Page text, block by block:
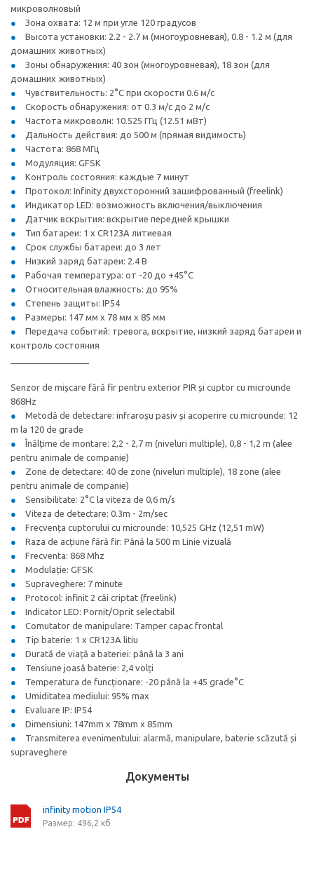
микроволновый
Зона охвата: 12 м при угле 120 градусов
Высота установки: 2.2 - 2.7 м (многоуровневая), 0.8 - 1.2 м (для
домашних животных)
Зоны обнаружения: 40 зон (многоуровневая), 18 зон (для
домашних животных)
Чувствительность: 2°C при скорости 0.6 м/с
Скорость обнаружения: от 0.3 м/с до 2 м/с
Частота микроволн: 10.525 ГГц (12.51 мВт)
Дальность действия: до 500 м (прямая видимость)
Частота: 868 МГц
Модуляция: GFSK
Контроль состояния: каждые 7 минут
Протокол: Infinity двухсторонний зашифрованный (freelink)
Индикатор LED: возможность включения/выключения
Датчик вскрытия: вскрытие передней крышки
Тип батареи: 1 x CR123A литиевая
Срок службы батареи: до 3 лет
Низкий заряд батареи: 2.4 В
Рабочая температура: от -20 до +45°C
Относительная влажность: до 95%
Степень защиты: IP54
Размеры: 147 мм x 78 мм x 85 мм
Передача событий: тревога, вскрытие, низкий заряд батареи и
контроль состояния
Senzor de mișcare fără fir pentru exterior PIR și cuptor cu microunde
868Hz
Metodă de detectare: infraroșu pasiv și acoperire cu microunde: 12
m la 120 de grade
Înălțime de montare: 2,2 - 2,7 m (niveluri multiple), 0,8 - 1,2 m (alee
pentru animale de companie)
Zone de detectare: 40 de zone (niveluri multiple), 18 zone (alee
pentru animale de companie)
Sensibilitate: 2°C la viteza de 0,6 m/s
Viteza de detectare: 0.3m - 2m/sec
Frecvența cuptorului cu microunde: 10,525 GHz (12,51 mW)
Raza de acțiune fără fir: Până la 500 m Linie vizuală
Frecventa: 868 Mhz
Modulație: GFSK
Supraveghere: 7 minute
Protocol: infinit 2 căi criptat (freelink)
Indicator LED: Pornit/Oprit selectabil
Comutator de manipulare: Tamper capac frontal
Tip baterie: 1 x CR123A litiu
Durată de viață a bateriei: până la 3 ani
Tensiune joasă baterie: 2,4 volți
Temperatura de funcționare: -20 până la +45 grade°C
Umiditatea mediului: 95% max
Evaluare IP: IP54
Dimensiuni: 147mm x 78mm x 85mm
Transmiterea evenimentului: alarmă, manipulare, baterie scăzută și
supraveghere
Документы
infinity motion IP54
Размер: 496,2 кб